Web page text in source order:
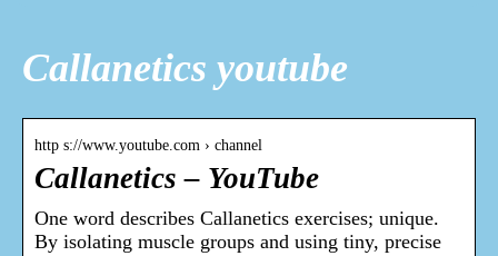
Callanetics youtube
http s://www.youtube.com › channel
Callanetics – YouTube
One word describes Callanetics exercises; unique.
By isolating muscle groups and using tiny, precise